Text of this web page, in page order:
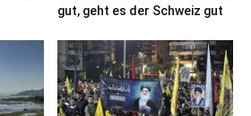
gut, geht es der Schweiz gut